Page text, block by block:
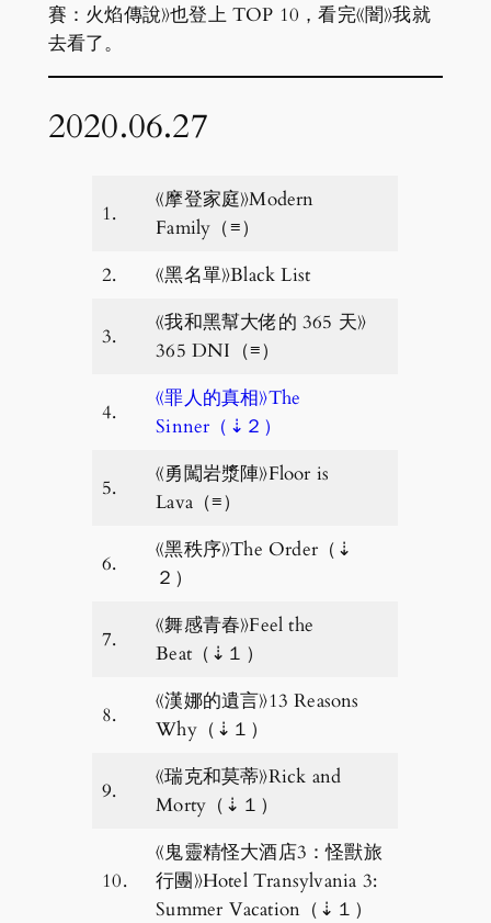
賽：火焰傳說》也登上 TOP 10，看完《闇》我就
去看了。
2020.06.27
1.
《摩登家庭》Modern
Family（≡）
2.
《黑名單》Black List
3.
《我和黑幫大佬的 365 天》
365 DNI（≡）
4.
《罪人的真相》The
Sinner（⇣２）
5.
《勇闖岩漿陣》Floor is
Lava（≡）
6.
《黑秩序》The Order（⇣
２）
7.
《舞感青春》Feel the
Beat（⇣１）
8.
《漢娜的遺言》13 Reasons
Why（⇣１）
9.
《瑞克和莫蒂》Rick and
Morty（⇣１）
10.
《鬼靈精怪大酒店3：怪獸旅
行團》Hotel Transylvania 3:
Summer Vacation（⇣１）